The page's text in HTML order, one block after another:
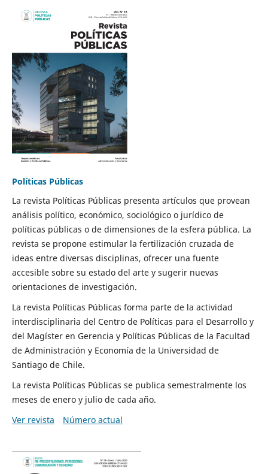
Políticas Públicas
La revista Políticas Públicas presenta artículos que provean
análisis político, económico, sociológico o jurídico de
políticas públicas o de dimensiones de la esfera pública. La
revista se propone estimular la fertilización cruzada de
ideas entre diversas disciplinas, ofrecer una fuente
accesible sobre su estado del arte y sugerir nuevas
orientaciones de investigación.
La revista Políticas Públicas forma parte de la actividad
interdisciplinaria del Centro de Políticas para el Desarrollo y
del Magíster en Gerencia y Políticas Públicas de la Facultad
de Administración y Economía de la Universidad de
Santiago de Chile.
La revista Políticas Públicas se publica semestralmente los
meses de enero y julio de cada año.
Ver revista
Número actual